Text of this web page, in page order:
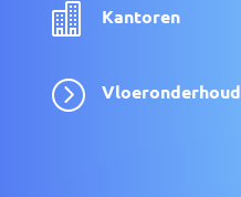
 Kantoren
= Vloeronderhoud